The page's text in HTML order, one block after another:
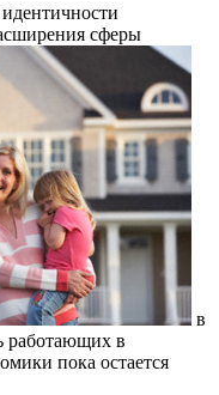
сферы
в
работающих в
пока остается